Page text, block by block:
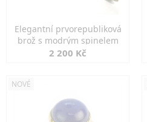
Elegantní prvorepubliková
brož s modrým spinelem
2 200 Kč
NOVÉ